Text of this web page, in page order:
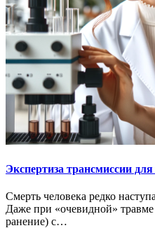
Экспертиза трансмиссии
Смерть человека редко
Даже при «очевидной»
ранение) с…